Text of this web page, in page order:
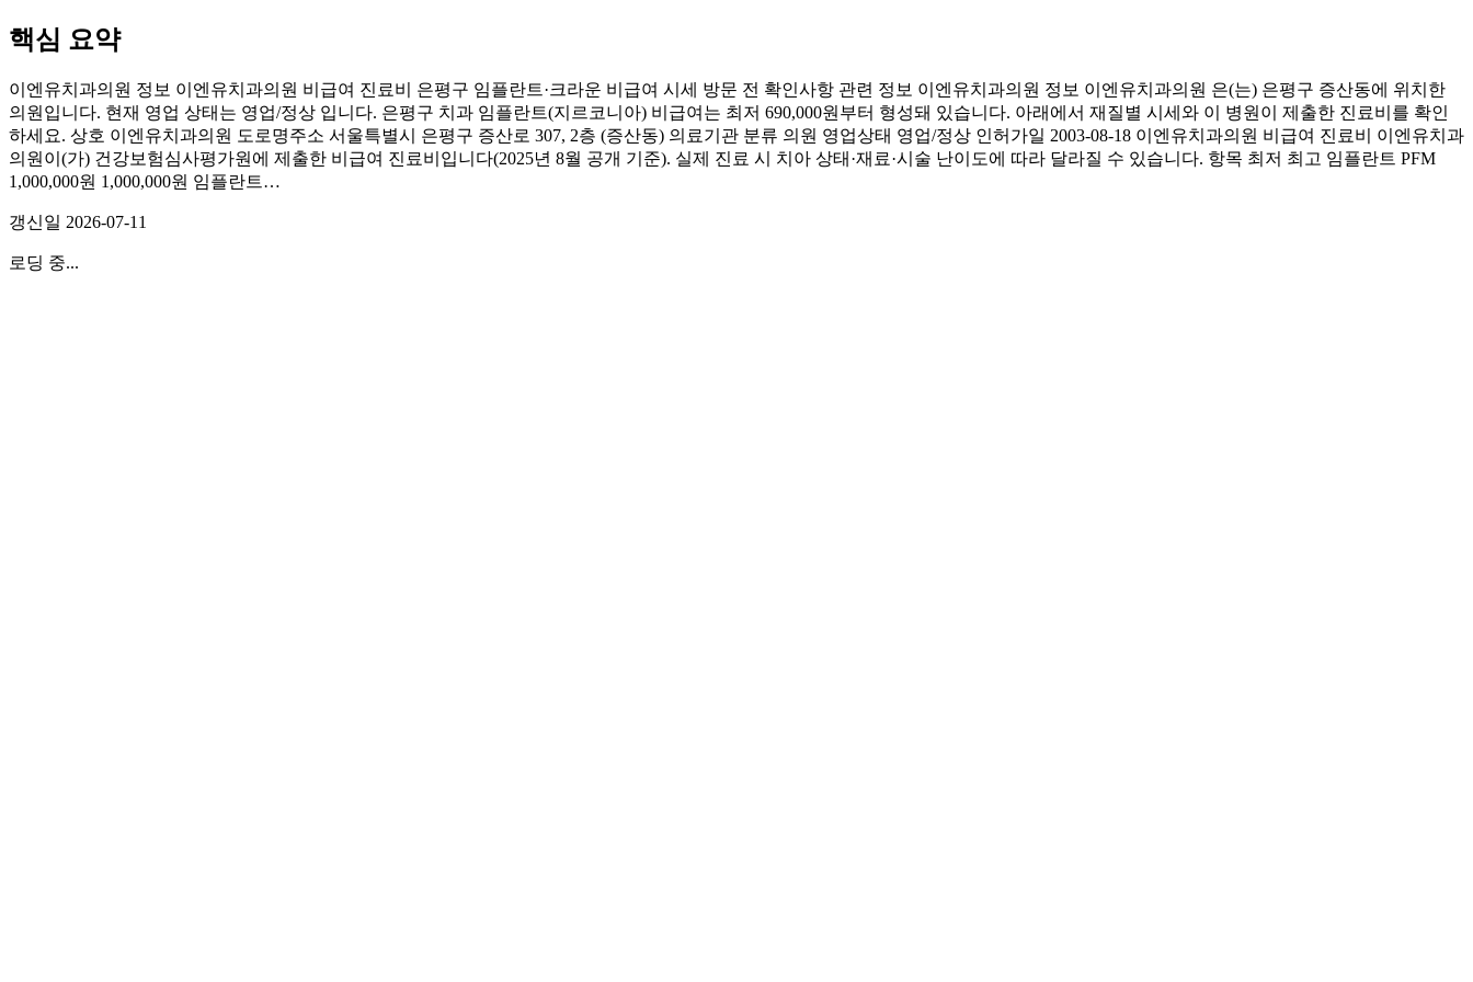
핵심 요약
이엔유치과의원 정보 이엔유치과의원 비급여 진료비 은평구 임플란트·크라운 비급여 시세 방문 전 확인사항 관련 정보 이엔유치과의원 정보 이엔유치과의원 은(는) 은평구 증산동에 위치한
의원입니다. 현재 영업 상태는 영업/정상 입니다. 은평구 치과 임플란트(지르코니아) 비급여는 최저 690,000원부터 형성돼 있습니다. 아래에서 재질별 시세와 이 병원이 제출한 진료비를 확인
하세요. 상호 이엔유치과의원 도로명주소 서울특별시 은평구 증산로 307, 2층 (증산동) 의료기관 분류 의원 영업상태 영업/정상 인허가일 2003-08-18 이엔유치과의원 비급여 진료비 이엔유치과
의원이(가) 건강보험심사평가원에 제출한 비급여 진료비입니다(2025년 8월 공개 기준). 실제 진료 시 치아 상태·재료·시술 난이도에 따라 달라질 수 있습니다. 항목 최저 최고 임플란트 PFM
1,000,000원 1,000,000원 임플란트…
갱신일 2026-07-11
로딩 중...